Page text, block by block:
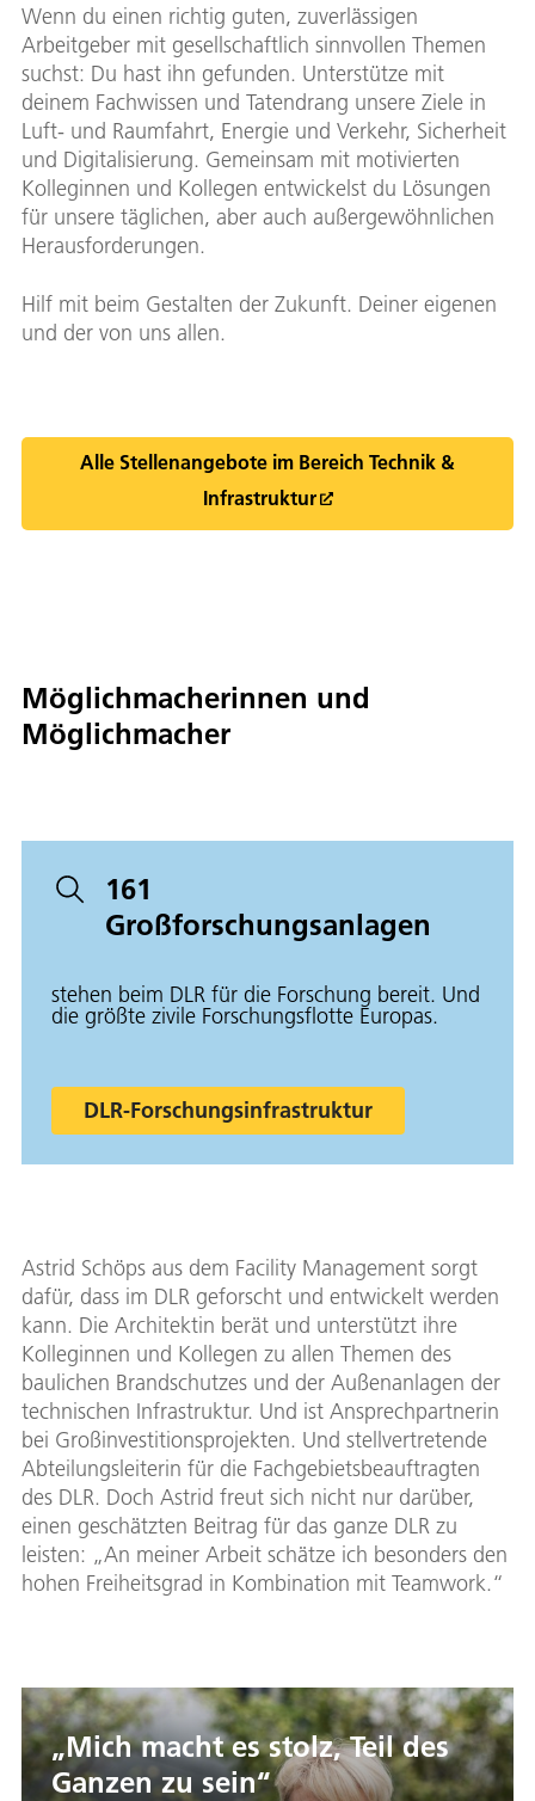
Wenn du einen richtig guten, zuverlässigen
Arbeitgeber mit gesellschaftlich sinnvollen Themen
suchst: Du hast ihn gefunden. Unterstütze mit
deinem Fachwissen und Tatendrang unsere Ziele in
Luft- und Raumfahrt, Energie und Verkehr, Sicherheit
und Digitalisierung. Gemeinsam mit motivierten
Kolleginnen und Kollegen entwickelst du Lösungen
für unsere täglichen, aber auch außergewöhnlichen
Herausforderungen.
Hilf mit beim Gestalten der Zukunft. Deiner eigenen
und der von uns allen.
Alle Stellenangebote im Bereich Technik &
Infrastruktur
Möglichmacherinnen und
Möglichmacher
161
Großforschungsanlagen
stehen beim DLR für die Forschung bereit. Und
die größte zivile Forschungsflotte Europas.
DLR-Forschungsinfrastruktur
Astrid Schöps aus dem Facility Management sorgt
dafür, dass im DLR geforscht und entwickelt werden
kann. Die Architektin berät und unterstützt ihre
Kolleginnen und Kollegen zu allen Themen des
baulichen Brandschutzes und der Außenanlagen der
technischen Infrastruktur. Und ist Ansprechpartnerin
bei Großinvestitionsprojekten. Und stellvertretende
Abteilungsleiterin für die Fachgebietsbeauftragten
des DLR. Doch Astrid freut sich nicht nur darüber,
einen geschätzten Beitrag für das ganze DLR zu
leisten: „An meiner Arbeit schätze ich besonders den
hohen Freiheitsgrad in Kombination mit Teamwork.“
„Mich macht es stolz, Teil des
Ganzen zu sein“